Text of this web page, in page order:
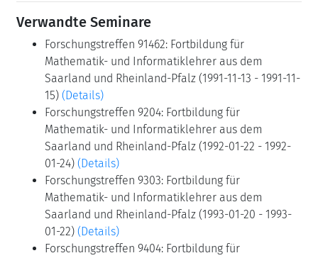
Verwandte Seminare
Forschungstreffen 91462: Fortbildung für
Mathematik- und Informatiklehrer aus dem
Saarland und Rheinland-Pfalz (1991-11-13 - 1991-11-
15) (Details)
Forschungstreffen 9204: Fortbildung für
Mathematik- und Informatiklehrer aus dem
Saarland und Rheinland-Pfalz (1992-01-22 - 1992-
01-24) (Details)
Forschungstreffen 9303: Fortbildung für
Mathematik- und Informatiklehrer aus dem
Saarland und Rheinland-Pfalz (1993-01-20 - 1993-
01-22) (Details)
Forschungstreffen 9404: Fortbildung für